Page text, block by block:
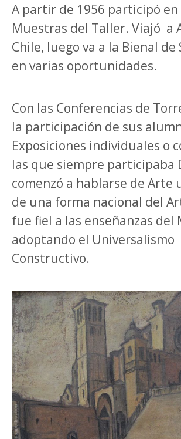
A partir de 1956 participó en
Muestras del Taller. Viajó a
Chile, luego va a la Bienal de
en varias oportunidades.
Con las Conferencias de
la participación de sus
Exposiciones individuales o
las que siempre participaba
comenzó a hablarse de Arte
de una forma nacional del
fue fiel a las enseñanzas del
adoptando el Universalismo
Constructivo.